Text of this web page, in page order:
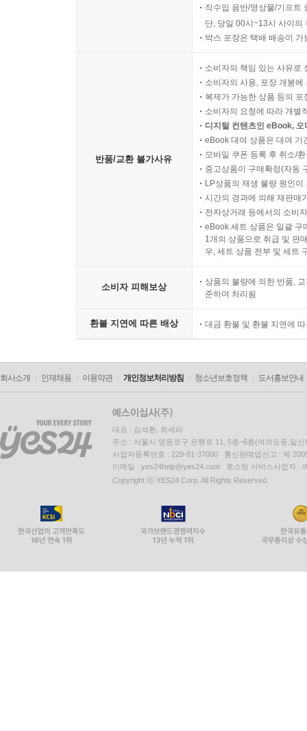
직수입 음반/영상물/기프트
단, 당일 00시~13시 사이의
박스 포장은 택배 배송이
반품/교환 불가사유
소비자의 책임 있는 사유로
소비자의 사용, 포장 개봉
복제가 가능한 상품 등의
소비자의 요청에 따라 개별
디지털 컨텐츠인 eBook,
eBook 대여 상품은 대여 기
모바일 쿠폰 등록 후 취소/
중고상품이 구매확정(자동
LP상품의 재생 불량 원인
시간의 경과에 의해 재판매
전자상거래 등에서의 소비
eBook 세트 상품은 일괄 구
1개의 상품으로 취급 및 판
우, 세트 상품 전부 및 세트
소비자 피해보상
상품의 불량에 의한 반품,
준하여 처리됨
환불 지연에 따른 배상 대금 환불 및 환불 지연에
회사소개 인재채용 이용약관 개인정보처리방침 청소년보호정책 도서홍보안내
대표 : 김석환, 최세라
주소 : 서울시 영등포구 은행로 11, 5층~6층(여의도동,일신
사업자등록번호 : 229-81-37000 통신판매업신고 : 제
이메일 : yes24help@yes24.com 호스팅 서비스사업자 :
Copyright ⓒ YES24 Corp. All Rights Reserved.